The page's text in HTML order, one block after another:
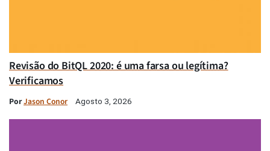
Revisão do BitQL 2020: é uma farsa ou legítima?
Verificamos
PorJason Conor Agosto 3, 2026